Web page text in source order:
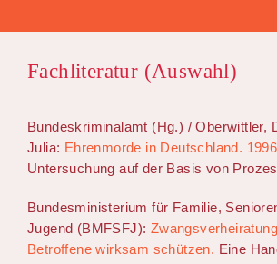
Fachliteratur (Auswahl)
Bundeskriminalamt (Hg.) / Oberwittler,
Julia: Ehrenmorde in Deutschland.
Untersuchung auf der Basis von
Bundesministerium für Familie,
Jugend (BMFSFJ):
Betroffene wirksam schützen. Eine